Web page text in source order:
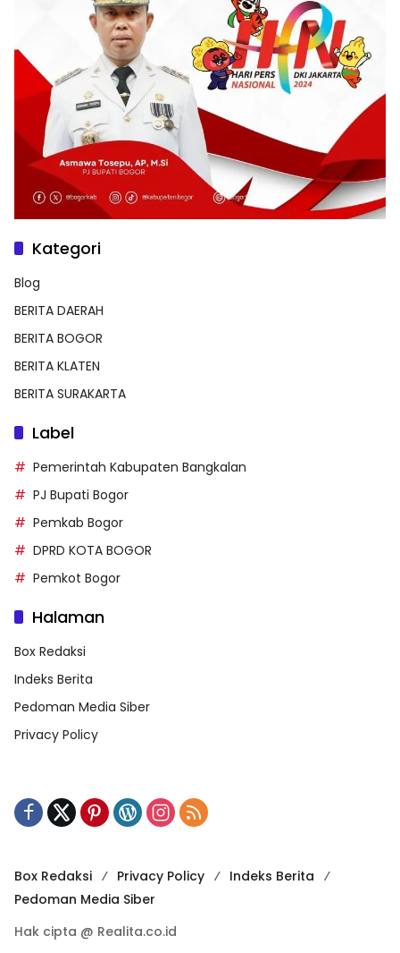
Kategori
Blog
BERITA DAERAH
BERITA BOGOR
BERITA KLATEN
BERITA SURAKARTA
Label
Pemerintah Kabupaten Bangkalan
PJ Bupati Bogor
Pemkab Bogor
DPRD KOTA BOGOR
Pemkot Bogor
Halaman
Box Redaksi
Indeks Berita
Pedoman Media Siber
Privacy Policy
Box Redaksi Privacy Policy
Indeks Berita
Pedoman Media Siber
Hak cipta @ Realita.co.id